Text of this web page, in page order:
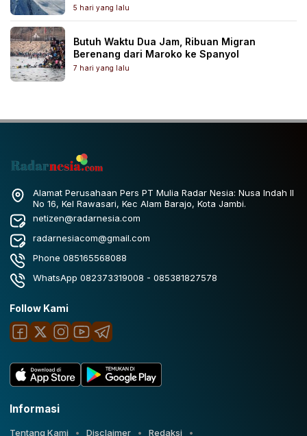
5 hari yang lalu
Butuh Waktu Dua Jam, Ribuan Migran
Berenang dari Maroko ke Spanyol
7 hari yang lalu
Alamat Perusahaan Pers PT Mulia Radar Nesia: Nusa Indah II
No 16, Kel Rawasari, Kec Alam Barajo, Kota Jambi.
netizen@radarnesia.com
radarnesiacom@gmail.com
Phone 085165568088
WhatsApp 082373319008 - 085381827578
Follow Kami
Informasi
Tentang Kami Disclaimer Redaksi